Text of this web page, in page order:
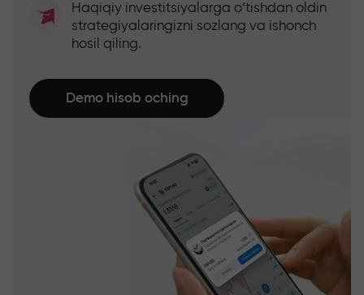
Haqiqiy investitsiyalarga o‘tishdan oldin
strategiyalaringizni sozlang va ishonch
hosil qiling.
Demo hisob oching